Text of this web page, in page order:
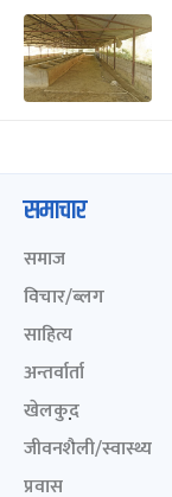
समाचार
समाज
विचार/ब्लग
साहित्य
अन्तर्वार्ता
खेलकुद़़
जीवनशैली/स्वास्थ्य
प्रवास